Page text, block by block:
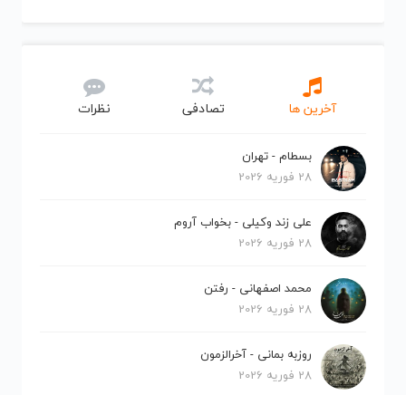
آخرین ها تصادفی نظرات
بسطام - تهران
28 فوریه 2026
علی زند وکیلی - بخواب آروم
28 فوریه 2026
محمد اصفهانی - رفتن
28 فوریه 2026
روزبه بمانی - آخرالزمون
28 فوریه 2026